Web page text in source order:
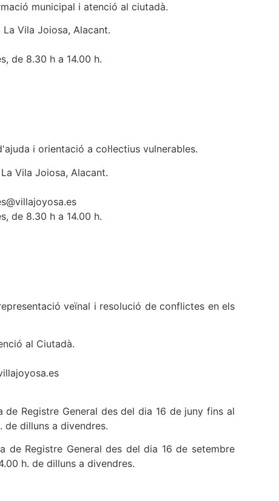
municipal i atenció al ciutadà.
Vila Joiosa, Alacant.
de 8.30 h a 14.00 h.
i orientació a col·lectius vulnerables.
Vila Joiosa, Alacant.
@villajoyosa.es
de 8.30 h a 14.00 h.
veïnal i resolució de conflictes en els
al Ciutadà.
Registre General des del dia 16 de juny fins al
de dilluns a divendres.
Registre General des del dia 16 de setembre
h. de dilluns a divendres.